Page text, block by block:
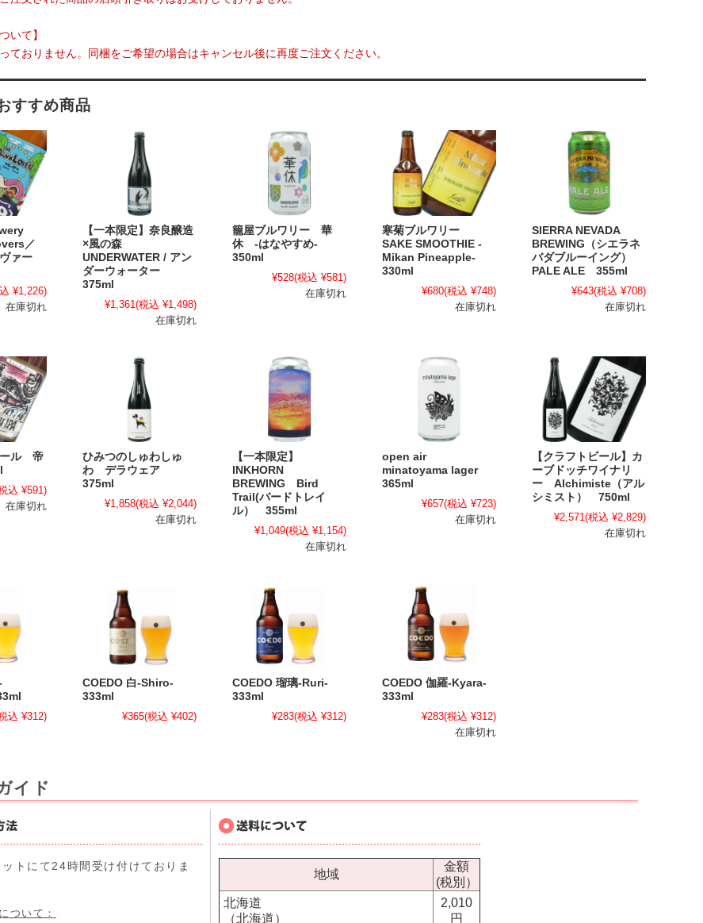
いて】
ておりません。同梱をご希望の場合はキャンセル後に再度ご注文ください。
すすめ商品
／
ァー
¥1,226)
在庫切れ
【一本限定】奈良醸造
×風の森
UNDERWATER / アン
ダーウォーター
375ml
¥1,361(税込 ¥1,498)
在庫切れ
籠屋ブルワリー 華
休 -はなやすめ-
350ml
¥528(税込 ¥581)
在庫切れ
寒菊ブルワリー
SAKE SMOOTHIE -
Mikan Pineapple-
330ml
¥680(税込 ¥748)
在庫切れ
SIERRA NEVADA
BREWING（シエラネ
バダブルーイング）
PALE ALE 355ml
¥643(税込 ¥708)
在庫切れ
ル 帝
込 ¥591)
在庫切れ
ひみつのしゅわしゅ
わ デラウェア
375ml
¥1,858(税込 ¥2,044)
在庫切れ
【一本限定】
INKHORN
BREWING Bird
Trail(バードトレイ
ル） 355ml
¥1,049(税込 ¥1,154)
在庫切れ
open air
minatoyama lager
365ml
¥657(税込 ¥723)
在庫切れ
【クラフトビール】カ
ーブドッチワイナリ
ー Alchimiste（アル
シミスト） 750ml
¥2,571(税込 ¥2,829)
在庫切れ
込 ¥312)
COEDO 白-Shiro-
333ml
¥365(税込 ¥402)
COEDO 瑠璃-Ruri-
333ml
¥283(税込 ¥312)
COEDO 伽羅-Kyara-
333ml
¥283(税込 ¥312)
在庫切れ
イド
トにて24時間受け付けておりま
ついて：
地域
金額
(税別）
北海道
（北海道）
2,010
円